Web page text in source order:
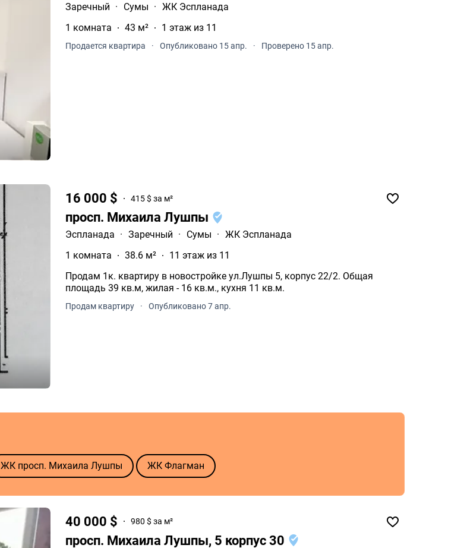
Заречный · Сумы · ЖК Эспланада
1 комната
43 м² 1 этаж из 11
Продается квартира · Опубликовано 15 апр. · Проверено 15 апр.
16 000 $ 415 $ за м²
просп. Михаила Лушпы
Эспланада · Заречный · Сумы · ЖК Эспланада
1 комната
38.6 м²
11 этаж из 11
Продам 1к. квартиру в новостройке ул.Лушпы 5, корпус 22/2. Общая
площадь 39 кв.м, жилая - 16 кв.м., кухня 11 кв.м.
Продам квартиру · Опубликовано 7 апр.
ЖК просп. Михаила Лушпы ЖК Флагман
40 000 $ 980 $ за м²
просп. Михаила Лушпы, 5 корпус 30